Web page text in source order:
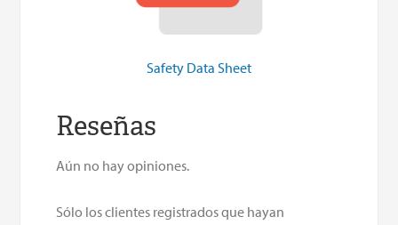
Safety Data Sheet
Reseñas
Aún no hay opiniones.
Sólo los clientes registrados que hayan